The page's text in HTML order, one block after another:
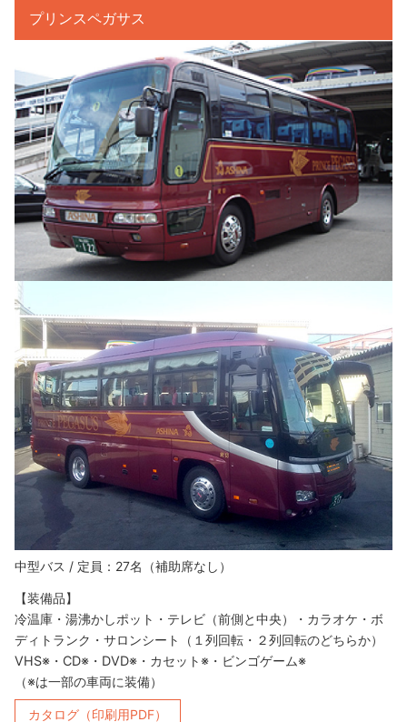
プリンスペガサス
中型バス / 定員：27名（補助席なし）
【装備品】
冷温庫・湯沸かしポット・テレビ（前側と中央）・カラオケ・ボ
ディトランク・サロンシート（１列回転・２列回転のどちらか）
VHS※・CD※・DVD※・カセット※・ビンゴゲーム※
（※は一部の車両に装備）
カタログ（印刷用PDF）